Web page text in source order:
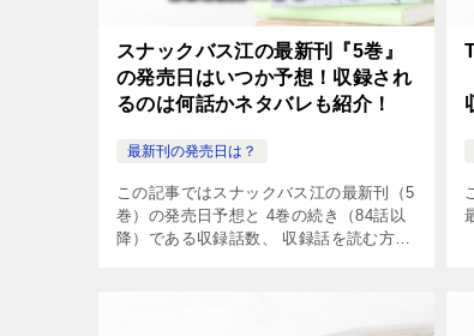
スナックバス江の最新刊『5巻』
の発売日はいつか予想！収録され
るのは何話かネタバレも紹介！
最新刊の発売日は？
この記事ではスナックバス江の最新刊（5
巻）の発売日予想と 4巻の続き（84話以
降）である収録話数、 収録話を読む方法